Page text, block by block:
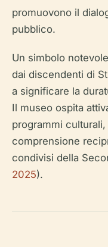
promuovono il
pubblico.
Un simbolo
dai discendenti di
a significare la
Il museo ospita
programmi
comprensione
condivisi della
2025).